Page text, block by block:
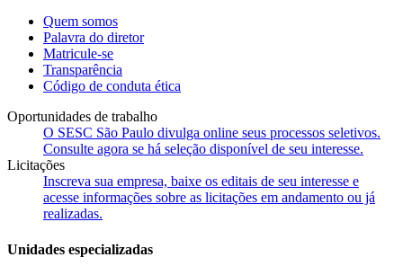
Quem somos
Palavra do diretor
Matricule-se
Transparência
Código de conduta ética
Oportunidades de trabalho
O SESC São Paulo divulga online seus processos seletivos.
Consulte agora se há seleção disponível de seu interesse.
Licitações
Inscreva sua empresa, baixe os editais de seu interesse e
acesse informações sobre as licitações em andamento ou já
realizadas.
Unidades especializadas